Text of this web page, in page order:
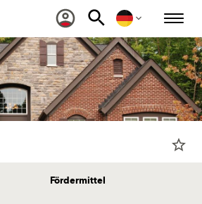
star_border
Fördermittel